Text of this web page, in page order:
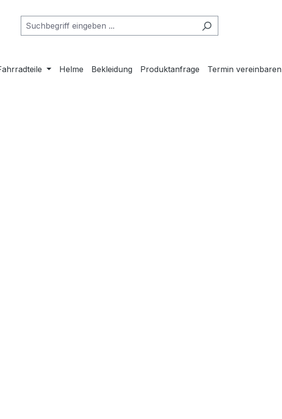
Helme Bekleidung Produktanfrage Termin vereinbaren